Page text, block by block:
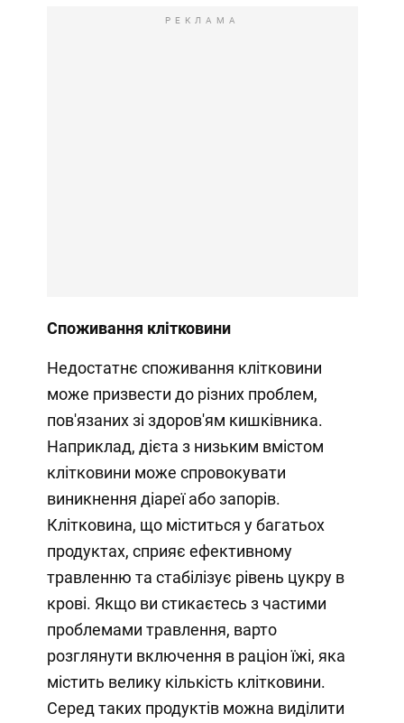
РЕКЛАМА
Споживання клітковини
Недостатнє споживання клітковини
може призвести до різних проблем,
пов'язаних зі здоров'ям кишківника.
Наприклад, дієта з низьким вмістом
клітковини може спровокувати
виникнення діареї або запорів.
Клітковина, що міститься у багатьох
продуктах, сприяє ефективному
травленню та стабілізує рівень цукру в
крові. Якщо ви стикаєтесь з частими
проблемами травлення, варто
розглянути включення в раціон їжі, яка
містить велику кількість клітковини.
Серед таких продуктів можна виділити